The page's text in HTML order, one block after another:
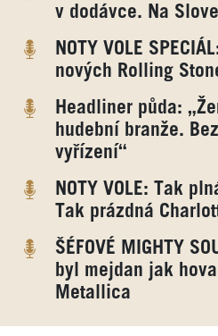
v dodávce. Na
NOTY VOLE
nových Rolling
Headliner půda:
hudební branže.
vyřízení“
NOTY VOLE: Tak
Tak prázdná
ŠÉFOVÉ MIGHTY
byl mejdan jak
Metallica